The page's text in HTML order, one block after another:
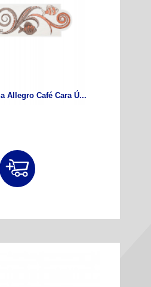
Allegro Café Cara Ú...